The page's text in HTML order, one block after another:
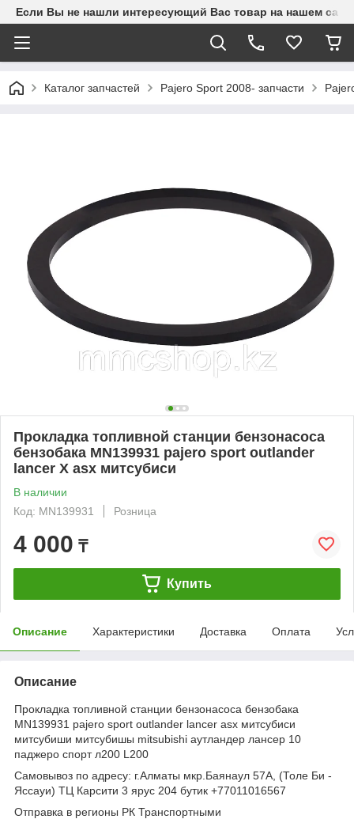
Если Вы не нашли интересующий Вас товар на нашем
Каталог запчастей Pajero Sport 2008- запчасти
Прокладка топливной станции бензонасоса
бензобака MN139931 pajero sport outlander
lancer X asx митсубиси
В наличии
Код: MN139931
Розница
4 000 ₸
Купить
Описание Характеристики Доставка Оплата
Описание
Прокладка топливной станции бензонасоса бензобака
MN139931 pajero sport outlander lancer asx митсубиси
митсубиши митсубишы mitsubishi аутландер лансер 10
паджеро спорт л200 L200
Самовывоз по адресу: г.Алматы мкр.Баянаул 57А, (Толе Би -
Яссауи) ТЦ Карсити 3 ярус 204 бутик +77011016567
Отправка в регионы РК Транспортными